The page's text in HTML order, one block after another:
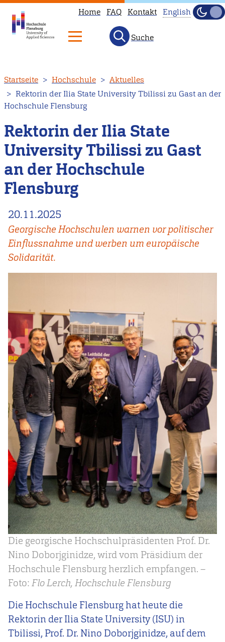
zum
Inhalt
Home FAQ Kontakt
available
to
instead.
English
Hell
Suche
Startseite Hochschule
Aktuelles
Rektorin der Ilia State University Tbilissi zu Gast an der
Hochschule Flensburg
Rektorin der Ilia State
University Tbilissi zu Gast
an der Hochschule
Flensburg
20.11.2025
Georgische Hochschulen warnen vor politischer
Einflussnahme und werben um europäische
Solidarität.
Die georgische Hochschulpräsidenten Prof. Dr.
Nino Doborjginidze, wird vom Präsidium der
Hochschule Flensburg herzlich empfangen. –
Foto: Flo Lerch, Hochschule Flensburg
Die Hochschule Flensburg hat heute die
Rektorin der Ilia State University (ISU) in
Tbilissi, Prof. Dr. Nino Doborjginidze, auf dem